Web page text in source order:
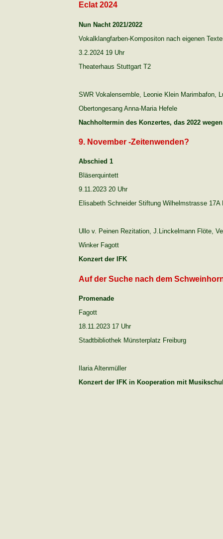
Eclat 2024
Nun Nacht 2021/2022
Vokalklangfarben-Kompositon nach eigenen
3.2.2024 19 Uhr
Theaterhaus Stuttgart T2
SWR Vokalensemble, Leonie Klein Marimbafon,
Obertongesang Anna-Maria Hefele
Nachholtermin des Konzertes, das 2022
9. November -Zeitenwenden?
Abschied 1
Bläserquintett
9.11.2023 20 Uhr
Elisabeth Schneider Stiftung Wilhelmstrasse 17A
Ullo v. Peinen Rezitation, J.Linckelmann Flöte,
Winker Fagott
Konzert der IFK
Auf der Suche nach dem
Promenade
Fagott
18.11.2023 17 Uhr
Stadtbibliothek Münsterplatz Freiburg
Ilaria Altenmüller
Konzert der IFK in Kooperation mit